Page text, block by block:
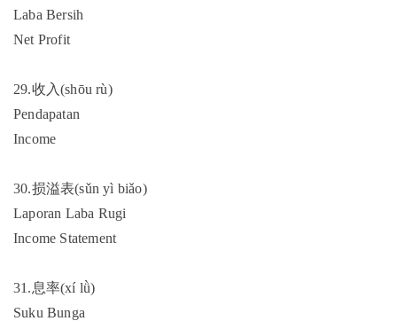
Laba Bersih
Net Profit
29.收入(shōu rù)
Pendapatan
Income
30.损溢表(sǔn yì biǎo)
Laporan Laba Rugi
Income Statement
31.息率(xí lǜ)
Suku Bunga